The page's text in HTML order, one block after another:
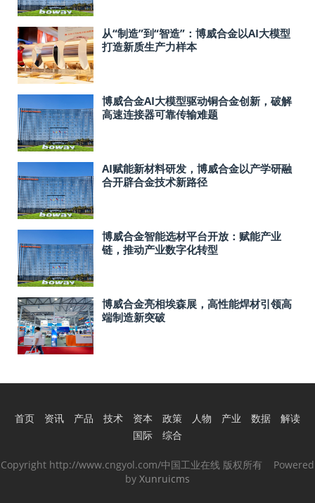
从“制造”到“智造”：博威合金以AI大模型
打造新质生产力样本
博威合金AI大模型驱动铜合金创新，破解
高速连接器可靠传输难题
AI赋能新材料研发，博威合金以产学研融
合开辟合金技术新路径
博威合金智能选材平台开放：赋能产业
链，推动产业数字化转型
博威合金亮相埃森展，高性能焊材引领高
端制造新突破
首页 资讯 产品 技术 资本 政策 人物 产业 数据
解读
国际
综合
Copyright http://www.cngyol.com/中国工业在线 版权所有 Powered
by Xunruicms